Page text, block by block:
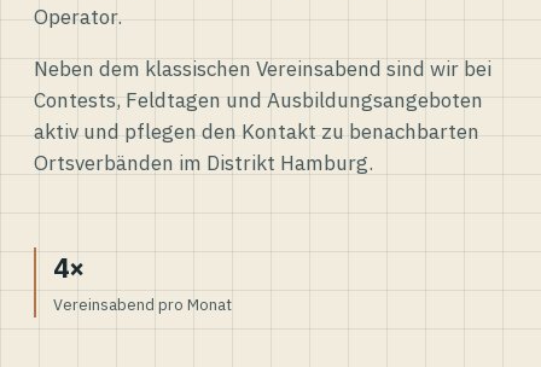
Operator.
Neben dem klassischen Vereinsabend sind wir bei
Contests, Feldtagen und Ausbildungsangeboten
aktiv und pflegen den Kontakt zu benachbarten
Ortsverbänden im Distrikt Hamburg.
4×
Vereinsabend pro Monat